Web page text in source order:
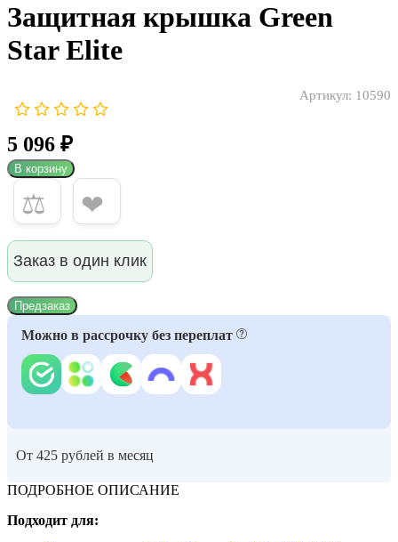
Защитная крышка Green
Star Elite
Артикул: 10590
5 096 ₽
В корзину
⚖ ❤
Заказ в один клик
Предзаказ
Можно в рассрочку без переплат
От 425 рублей в месяц
ПОДРОБНОЕ ОПИСАНИЕ
Подходит для: